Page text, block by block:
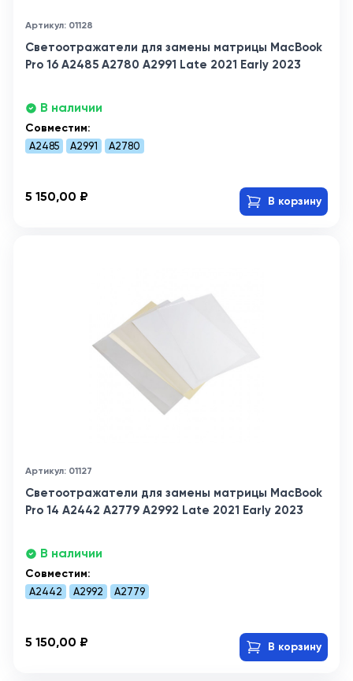
Артикул: 01128
Светоотражатели для замены матрицы MacBook
Pro 16 A2485 A2780 A2991 Late 2021 Early 2023
В наличии
Совместим:
A2485 A2991 A2780
5 150,00 ₽ В корзину
Артикул: 01127
Светоотражатели для замены матрицы MacBook
Pro 14 A2442 A2779 A2992 Late 2021 Early 2023
В наличии
Совместим:
A2442 A2992 A2779
5 150,00 ₽ В корзину